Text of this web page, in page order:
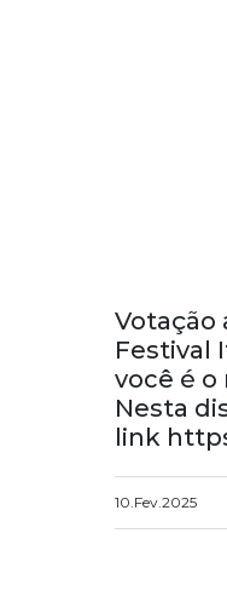
Votação
Festival
você é o
Nesta
link
10.Fev.2025